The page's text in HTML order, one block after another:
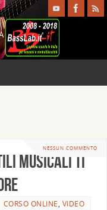
NESSUN COMMENTO
musicali ti
CORSO ONLINE, VIDEO